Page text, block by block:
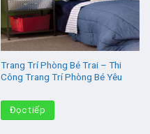
Trang Trí Phòng Bé Trai – Thi
Công Trang Trí Phòng Bé Yêu
Đọc tiếp